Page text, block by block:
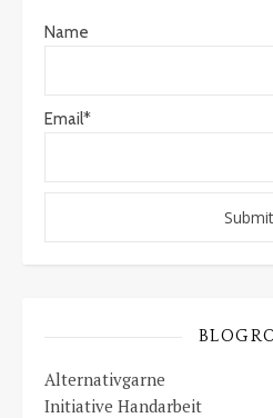
Name
Email*
Alternativgarne
Initiative Handarbeit